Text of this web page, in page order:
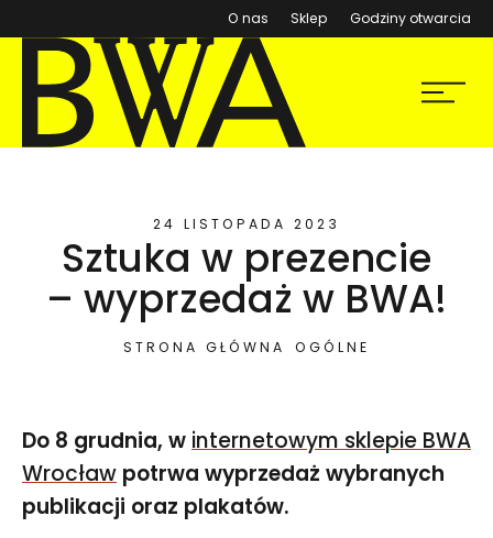
O nas Sklep (otwiera się w nowym
Godziny otwarcia
BWA Wrocław
Galerie Sztuki Współczesnej
Menu
24 LISTOPADA 2023
Sztuka w prezencie
– wyprzedaż w BWA!
STRONA GŁÓWNA OGÓLNE
Do 8 grudnia, w internetowym sklepie BWA
Wrocław potrwa wyprzedaż wybranych
publikacji oraz plakatów.